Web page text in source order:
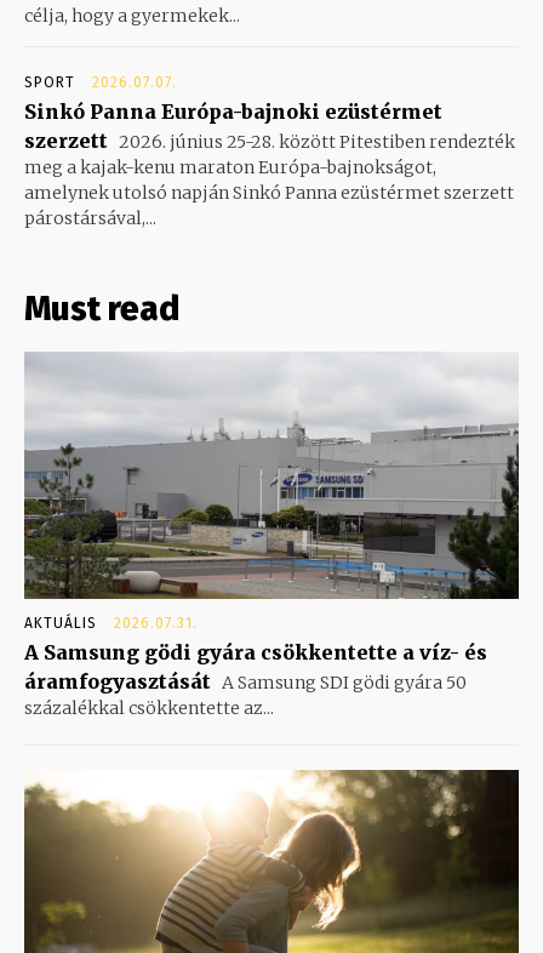
célja, hogy a gyermekek...
SPORT 2026.07.07.
Sinkó Panna Európa-bajnoki ezüstérmet
szerzett 2026. június 25-28. között Pitestiben rendezték
meg a kajak-kenu maraton Európa-bajnokságot,
amelynek utolsó napján Sinkó Panna ezüstérmet szerzett
párostársával,...
Must read
AKTUÁLIS 2026.07.31.
A Samsung gödi gyára csökkentette a víz- és
áramfogyasztását A Samsung SDI gödi gyára 50
százalékkal csökkentette az...